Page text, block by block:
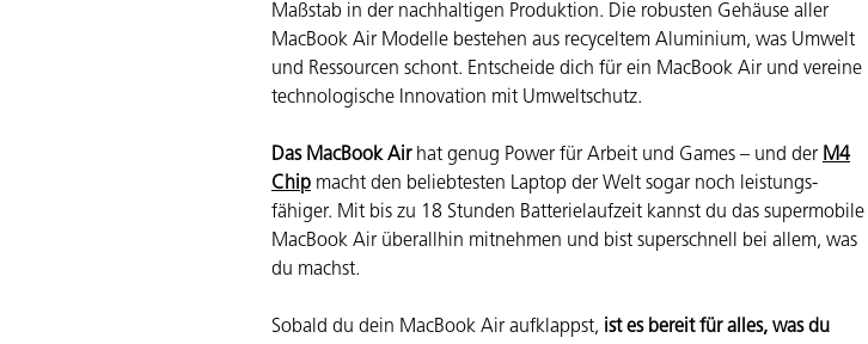
Maßstab in der nachhaltigen Produktion. Die robusten Gehäuse aller
MacBook Air Modelle bestehen aus recyceltem Aluminium, was Umwelt
und Ressourcen schont. Entscheide dich für ein MacBook Air und vereine
technologische Innovation mit Umweltschutz.
Das MacBook Airhat genug Power für Arbeit und Games – und der M4
Chip macht den beliebtesten Laptop der Welt sogar noch leistungs­
fähiger. Mit bis zu 18 Stunden Batterie­laufzeit kannst du das supermobile
MacBook Air überallhin mitnehmen und bist superschnell bei allem, was
du machst.
Sobald du dein MacBook Air aufklappst, ist es bereit für alles, was du